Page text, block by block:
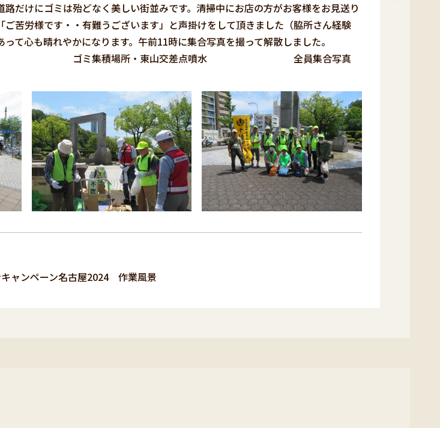
だけにゴミは殆どなく美しい街並みです。清掃中にお店の方がお客様をお見送り
苦労様です・・有難うございます」と声掛けをして頂きました（脇所さん経験
て心も晴れやかになります。午前11時に集合写真を撮って解散しました。
ミ集積場所・東山交差点噴水 全員集合写真
キャンペーン名古屋2024 作業風景